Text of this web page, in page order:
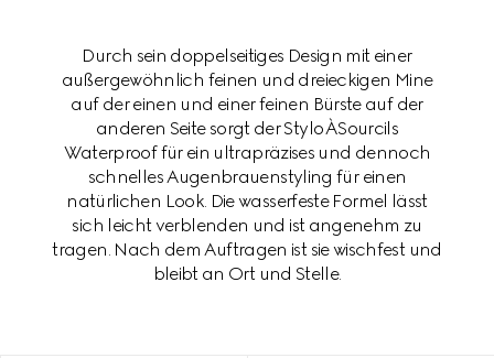
Durch sein doppelseitiges Design mit einer
außergewöhnlich feinen und dreieckigen Mine
auf der einen und einer feinen Bürste auf der
anderen Seite sorgt der Stylo À Sourcils
Waterproof für ein ultrapräzises und dennoch
schnelles Augenbrauenstyling für einen
natürlichen Look. Die wasserfeste Formel lässt
sich leicht verblenden und ist angenehm zu
tragen. Nach dem Auftragen ist sie wischfest und
bleibt an Ort und Stelle.